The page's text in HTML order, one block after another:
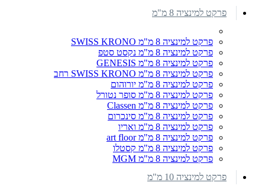
פרקט למינציה 8 מ"מ
פרקט למינציה 8 מ"מ SWISS KRONO
פרקט למינציה 8 מ"מ נקסט סטפ
פרקט למינציה 8 מ"מ GENESIS
פרקט למינציה 8 מ"מ SWISS KRONO רחב
פרקט למינציה 8 מ"מ יורוהום
פרקט למינציה 8 מ"מ סופר נטורל
פרקט למינציה 8 מ"מ Classen
פרקט למינציה 8 מ"מ סינכרום
פרקט למינציה 8 מ"מ ואריו
פרקט למינציה 8 מ"מ art floor
פרקט למינציה 8 מ"מ קסטלו
פרקט למינציה 8 מ"מ MGM
פרקט למינציה 10 מ"מ